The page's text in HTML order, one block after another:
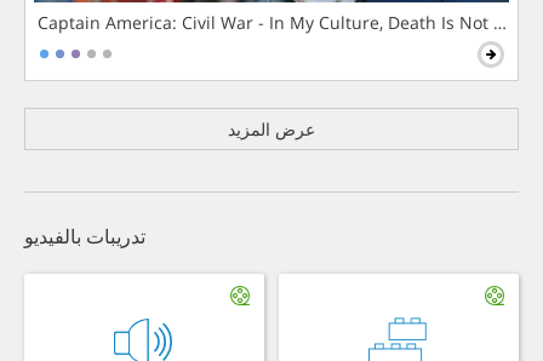
Captain America: Civil War - In My Culture, Death Is Not The
عرض المزيد
تدريبات بالفيديو